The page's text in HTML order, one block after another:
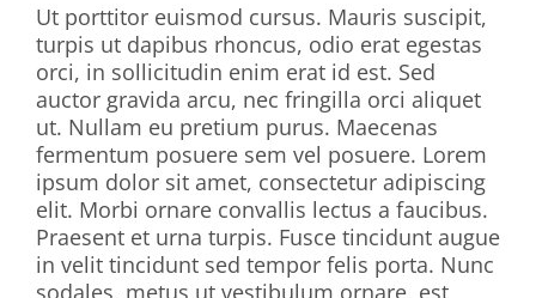
Ut porttitor euismod cursus. Mauris suscipit,
turpis ut dapibus rhoncus, odio erat egestas
orci, in sollicitudin enim erat id est. Sed
auctor gravida arcu, nec fringilla orci aliquet
ut. Nullam eu pretium purus. Maecenas
fermentum posuere sem vel posuere. Lorem
ipsum dolor sit amet, consectetur adipiscing
elit. Morbi ornare convallis lectus a faucibus.
Praesent et urna turpis. Fusce tincidunt augue
in velit tincidunt sed tempor felis porta. Nunc
sodales, metus ut vestibulum ornare, est